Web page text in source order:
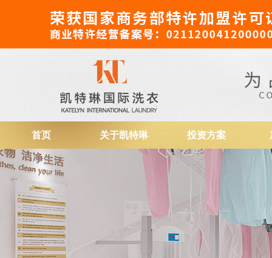
干洗店加盟
首页 关于凯特琳 投资方案